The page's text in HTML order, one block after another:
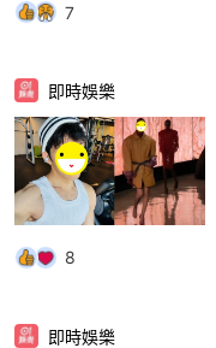
7
即時娛樂
8
即時娛樂